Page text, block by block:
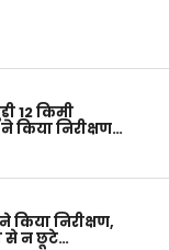
12 किमी
किया निरीक्षण…
किया निरीक्षण,
से न छूटे…